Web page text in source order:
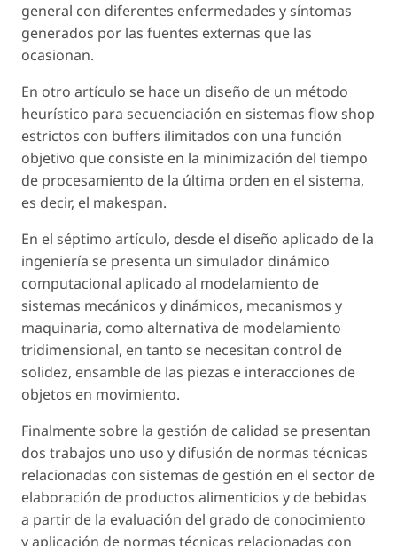
general con diferentes enfermedades y síntomas
generados por las fuentes externas que las
ocasionan.
En otro artículo se hace un diseño de un método
heurístico para secuenciación en sistemas flowshop
estrictos con buffers ilimitados con una función
objetivo que consiste en la minimización del tiempo
de procesamiento de la última orden en el sistema,
es decir, el makespan.
En el séptimo artículo, desde el diseño aplicado de la
ingeniería se presenta un simulador dinámico
computacional aplicado al modelamiento de
sistemas mecánicos y dinámicos, mecanismos y
maquinaria, como alternativa de modelamiento
tridimensional, en tanto se necesitan control de
solidez, ensamble de las piezas e interacciones de
objetos en movimiento.
Finalmente sobre la gestión de calidad se presentan
dos trabajos uno uso y difusión de normas técnicas
relacionadas con sistemas de gestión en el sector de
elaboración de productos alimenticios y de bebidas
a partir de la evaluación del grado de conocimiento
y aplicación de normas técnicas relacionadas con